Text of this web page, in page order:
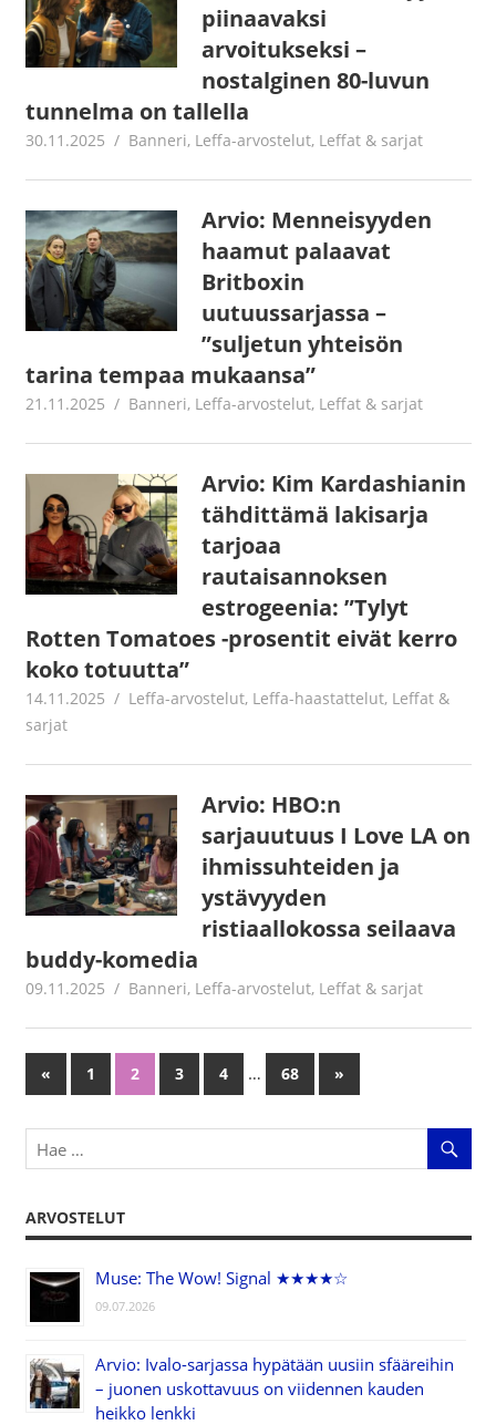
piinaavaksi
arvoitukseksi –
nostalginen 80-luvun
tunnelma on tallella
30.11.2025 Juha Kaunisto
Banneri, Leffa-arvostelut, Leffat & sarjat
Arvio: Menneisyyden
haamut palaavat
Britboxin
uutuussarjassa –
”suljetun yhteisön
tarina tempaa mukaansa”
21.11.2025 Jouni Hirn
Banneri, Leffa-arvostelut, Leffat & sarjat
Arvio: Kim Kardashianin
tähdittämä lakisarja
tarjoaa
rautaisannoksen
estrogeenia: ”Tylyt
Rotten Tomatoes -prosentit eivät kerro
koko totuutta”
14.11.2025 Jouni Hirn
Leffa-arvostelut, Leffa-haastattelut, Leffat &
sarjat
Arvio: HBO:n
sarjauutuus I Love LA on
ihmissuhteiden ja
ystävyyden
ristiaallokossa seilaava
buddy-komedia
09.11.2025 Juha Kaunisto
Banneri, Leffa-arvostelut, Leffat & sarjat
Artikkelien
selaus
« Previous
Posts
1 2 3 4 … 68
Next
Posts
»
ARVOSTELUT
Muse: The Wow! Signal ★★★★☆
09.07.2026
Arvio: Ivalo-sarjassa hypätään uusiin sfääreihin
– juonen uskottavuus on viidennen kauden
heikko lenkki